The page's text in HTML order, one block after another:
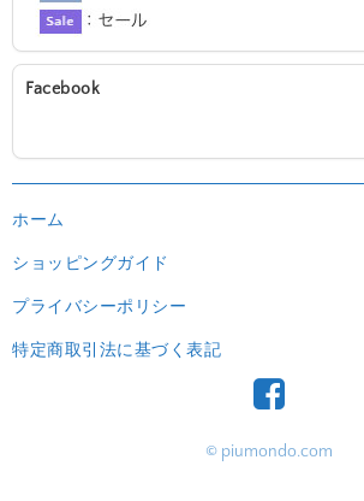
Facebook
ホーム
ショッピングガイド
プライバシーポリシー
特定商取引法に基づく表記
© piumondo.com